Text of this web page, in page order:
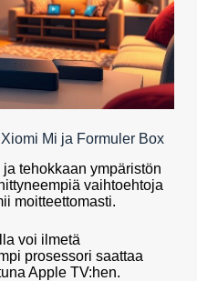
Mi ja Formuler Box
tehokkaan ympäristön
vaihtoehtoja
moitteettomasti.
voi ilmetä
prosessori saattaa
Apple TV:hen.